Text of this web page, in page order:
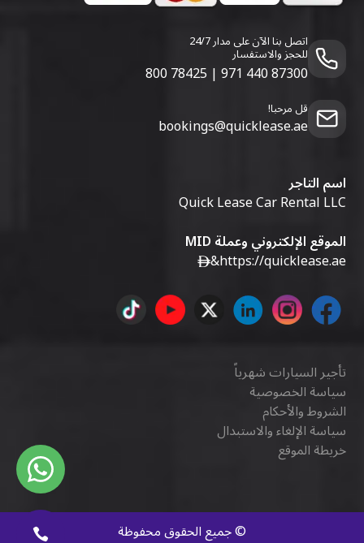
اتصل بنا الآن على مدار 24/7
للحجز والاستفسار
800 78425 | 971 440 87300
قل مرحبا!
bookings@quicklease.ae
اسم التاجر
Quick Lease Car Rental LLC
الموقع الإلكتروني وعملة MID
https://quicklease.ae
&
تأجير السيارات شهرياً
سياسة الخصوصية
الشروط والأحكام
سياسة الإلغاء والاستبدال
خريطة الموقع
©جميع الحقوق محفوظة